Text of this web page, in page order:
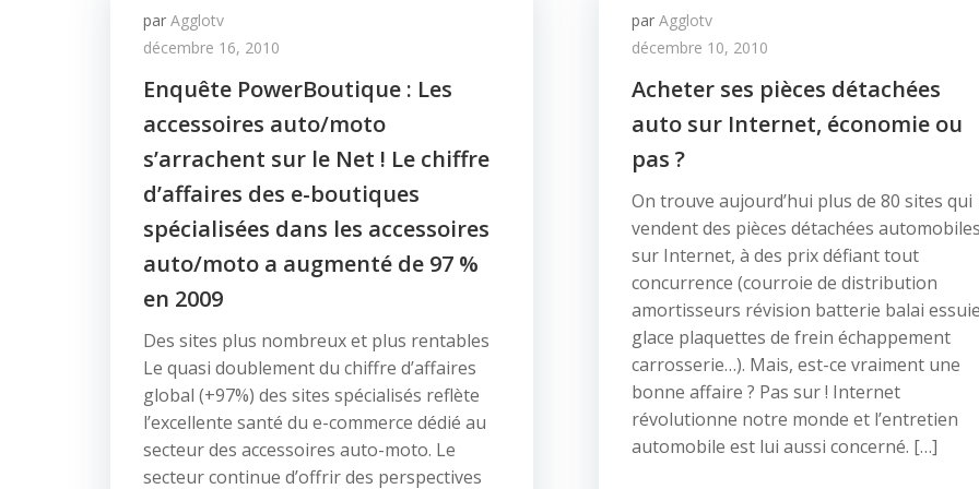
par Agglotv
décembre 16, 2010
Enquête PowerBoutique : Les
accessoires auto/moto
s’arrachent sur le Net ! Le chiffre
d’affaires des e-boutiques
spécialisées dans les accessoires
auto/moto a augmenté de 97 %
en 2009
Des sites plus nombreux et plus rentables
Le quasi doublement du chiffre d’affaires
global (+97%) des sites spécialisés reflète
l’excellente santé du e-commerce dédié au
secteur des accessoires auto-moto. Le
secteur continue d’offrir des perspectives
par Agglotv
décembre 10, 2010
Acheter ses pièces détachées
auto sur Internet, économie ou
pas ?
On trouve aujourd’hui plus de 80 sites qui
vendent des pièces détachées
sur Internet, à des prix défiant tout
concurrence (courroie de distribution
amortisseurs révision batterie balai
glace plaquettes de frein échappement
carrosserie…). Mais, est-ce vraiment une
bonne affaire ? Pas sur ! Internet
révolutionne notre monde et l’entretien
automobile est lui aussi concerné. […]